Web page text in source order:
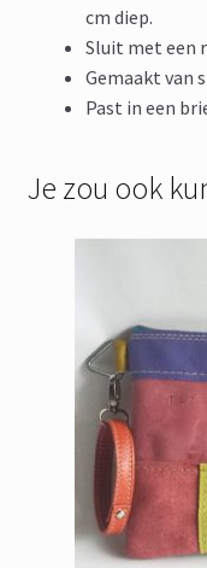
cm diep.
Sluit met een
Gemaakt van
Past in een
Je zou ook